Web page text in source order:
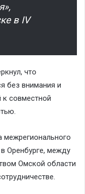
в IV
что
без внимания и
к совместной
межрегионального
Оренбурге, между
Омской области